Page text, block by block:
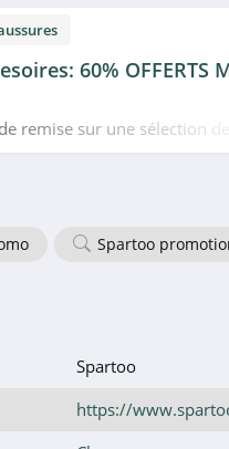
60% OFFERTS
remise sur une sélection
Spartoo
Spartoo
https://